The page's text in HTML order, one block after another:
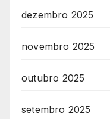
dezembro 2025
novembro 2025
outubro 2025
setembro 2025